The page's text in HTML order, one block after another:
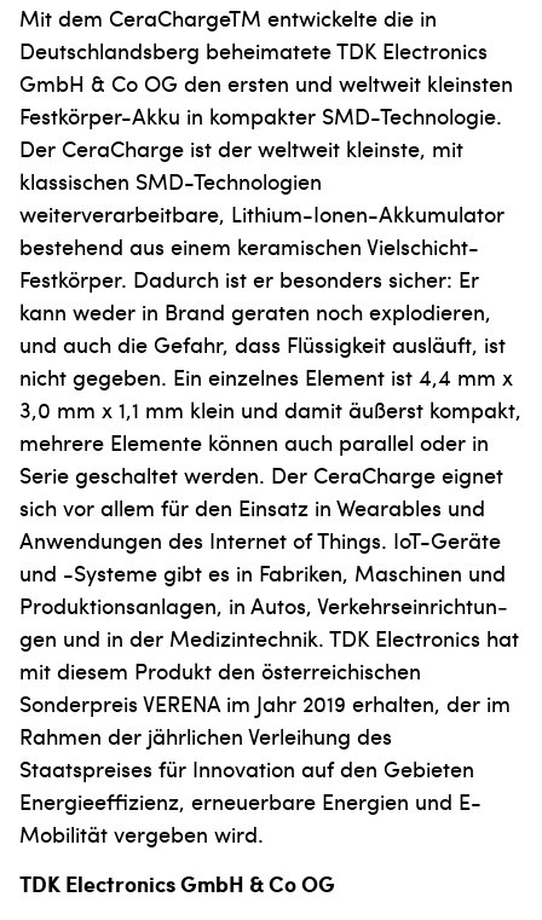
Mit dem CeraChargeTM entwickelte die in
Deutschlandsberg beheimatete TDK Electronics
GmbH & Co OG den ersten und weltweit kleinsten
Festkörper-Akku in kompakter SMD-Technologie.
Der CeraCharge ist der weltweit kleinste, mit
klassischen SMD-Technologien
weiterverarbeitbare, Lithium-Ionen-Akkumulator
bestehend aus einem keramischen Vielschicht-
Festkörper. Dadurch ist er besonders sicher: Er
kann weder in Brand geraten noch explodieren,
und auch die Gefahr, dass Flüssigkeit ausläuft, ist
nicht gegeben. Ein einzelnes Element ist 4,4 mm x
3,0 mm x 1,1 mm klein und damit äußerst kompakt,
mehrere Elemente können auch parallel oder in
Serie geschaltet werden. Der CeraCharge eignet
sich vor allem für den Einsatz in Wearables und
Anwendungen des Internet of Things. IoT-Geräte
und -Systeme gibt es in Fabriken, Maschinen und
Produktionsanlagen, in Autos, Verkehrseinrichtun­
gen und in der Medizintechnik. TDK Electronics hat
mit diesem Produkt den österreichischen
Sonderpreis VERENA im Jahr 2019 erhalten, der im
Rahmen der jährlichen Verleihung des
Staatspreises für Innovation auf den Gebieten
Energieeffizienz, erneuerbare Energien und E-
Mobilität vergeben wird.
TDK Electronics GmbH & Co OG